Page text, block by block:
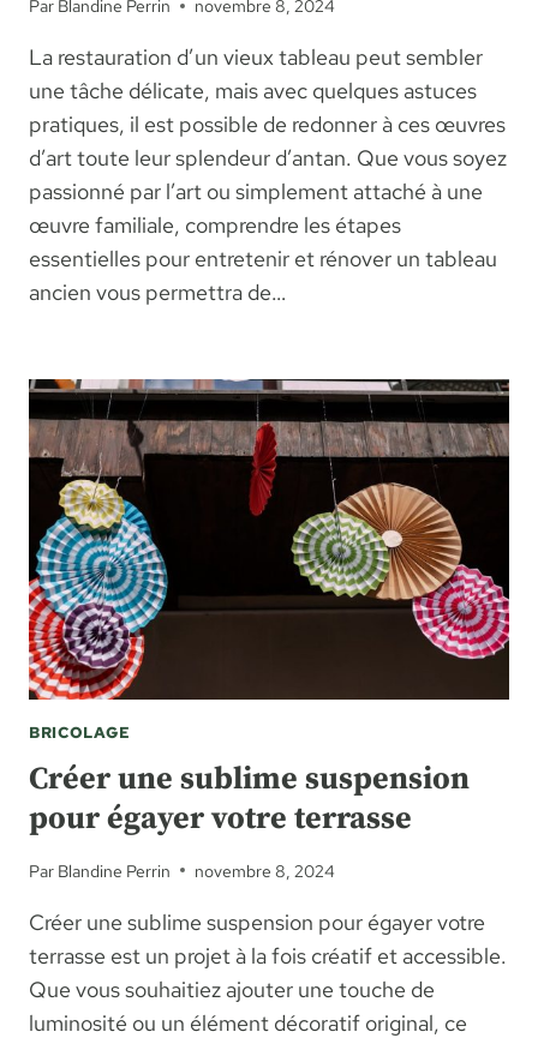
Par Blandine Perrin novembre 8, 2024
La restauration d’un vieux tableau peut sembler
une tâche délicate, mais avec quelques astuces
pratiques, il est possible de redonner à ces œuvres
d’art toute leur splendeur d’antan. Que vous soyez
passionné par l’art ou simplement attaché à une
œuvre familiale, comprendre les étapes
essentielles pour entretenir et rénover un tableau
ancien vous permettra de…
BRICOLAGE
Créer une sublime suspension
pour égayer votre terrasse
Par Blandine Perrin novembre 8, 2024
Créer une sublime suspension pour égayer votre
terrasse est un projet à la fois créatif et accessible.
Que vous souhaitiez ajouter une touche de
luminosité ou un élément décoratif original, ce